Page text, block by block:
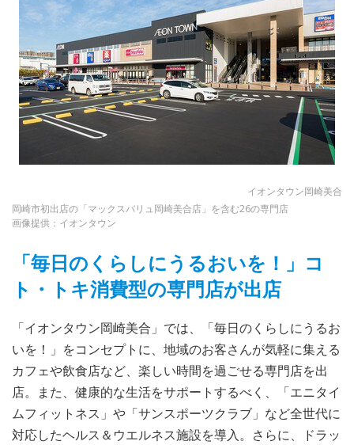
イオンタウン岡崎美合
岡崎市初出店の「マックスバリュ岡崎美合店」を含む26の専門店
画像提供：イオンタウン
「毎日のくらしにうるおいを！」コ
ト・トキ消費型の専門店が出店
「イオンタウン岡崎美合」では、「毎日のくらしにうるお
いを！」をコンセプトに、地域のお客さんが気軽に集える
カフェや飲食店など、楽しい時間を過ごせる専門店を出
店。また、健康的な生活をサポートするべく、「エニタイ
ムフィットネス」や「サンスポーツクラブ」など全世代に
対応したヘルス＆ウエルネス施設を導入。さらに、ドラッ